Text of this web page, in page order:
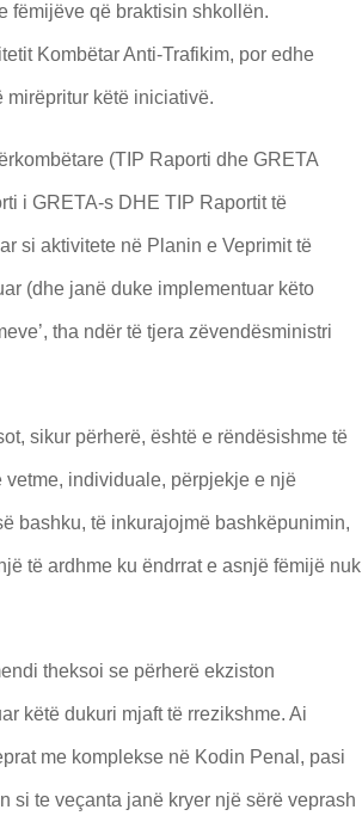
fëmijëve që braktisin shkollën.
Kombëtar Anti-Trafikim, por edhe
mirëpritur këtë iniciativë.
(TIP Raporti dhe GRETA
i GRETA-s DHE TIP Raportit të
si aktivitete në Planin e Veprimit të
(dhe janë duke implementuar këto
tha ndër të tjera zëvendësministri
sikur përherë, është e rëndësishme të
individuale, përpjekje e një
bashku, të inkurajojmë bashkëpunimin,
të ardhme ku ëndrrat e asnjë fëmijë nuk
theksoi se përherë ekziston
këtë dukuri mjaft të rrezikshme. Ai
me komplekse në Kodin Penal, pasi
si te veçanta janë kryer një sërë veprash